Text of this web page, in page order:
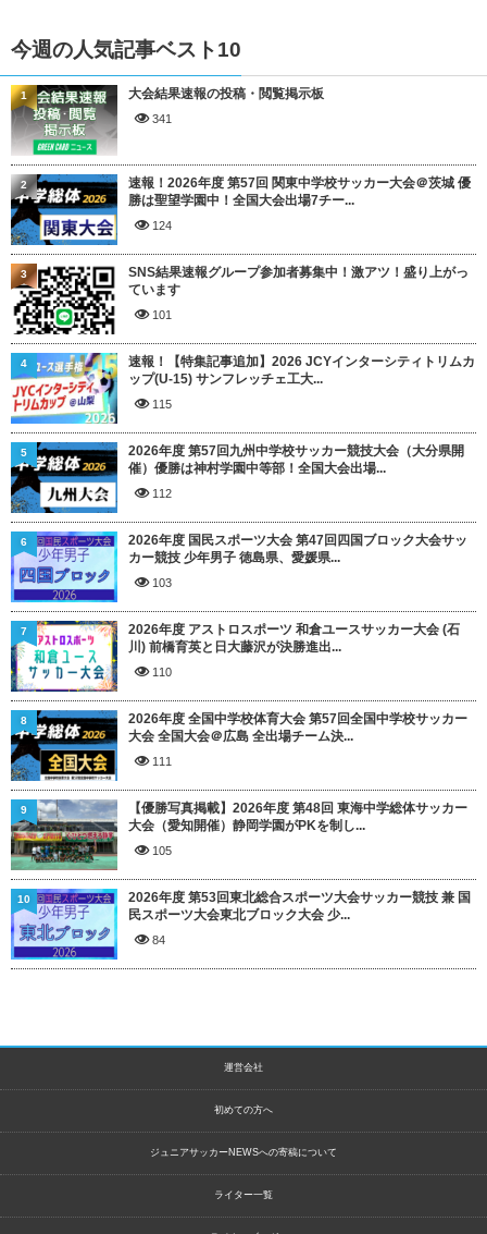
今週の人気記事ベスト10
大会結果速報の投稿・閲覧掲示板
341
1
速報！2026年度 第57回 関東中学校サッカー大会＠茨城 優
勝は聖望学園中！全国大会出場7チー...
124
2
SNS結果速報グループ参加者募集中！激アツ！盛り上がっ
ています
101
3
速報！【特集記事追加】2026 JCYインターシティトリムカ
ップ(U-15) サンフレッチェ工大...
115
4
2026年度 第57回九州中学校サッカー競技大会（大分県開
催）優勝は神村学園中等部！全国大会出場...
112
5
2026年度 国民スポーツ大会 第47回四国ブロック大会サッ
カー競技 少年男子 徳島県、愛媛県...
103
6
2026年度 アストロスポーツ 和倉ユースサッカー大会 (石
川) 前橋育英と日大藤沢が決勝進出...
110
7
2026年度 全国中学校体育大会 第57回全国中学校サッカー
大会 全国大会＠広島 全出場チーム決...
111
8
【優勝写真掲載】2026年度 第48回 東海中学総体サッカー
大会（愛知開催）静岡学園がPKを制し...
105
9
2026年度 第53回東北総合スポーツ大会サッカー競技 兼 国
民スポーツ大会東北ブロック大会 少...
84
10
運営会社
初めての方へ
ジュニアサッカーNEWSへの寄稿について
ライター一覧